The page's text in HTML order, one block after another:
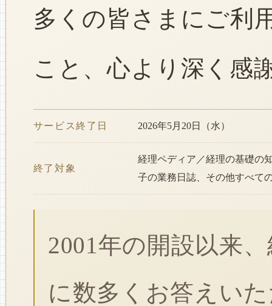
多くの皆さまにご利
こと、心より深く感
サービス終了日 2026年5月20日（水）
終了対象
経理ペディア／経理の基礎の
子の業務日誌、その他すべて
2001年の開設以来
に数多くお答えい